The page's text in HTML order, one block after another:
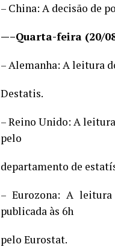
– China: A decisão de
—–Quarta-feira (20/
– Alemanha: A leitura
Destatis.
– Reino Unido: A
pelo
departamento de
– Eurozona: A
publicada às 6h
pelo Eurostat.